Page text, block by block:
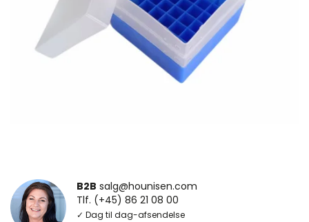
B2B salg@hounisen.com
Tlf. (+45) 86 21 08 00
✓ Dag til dag-afsendelse